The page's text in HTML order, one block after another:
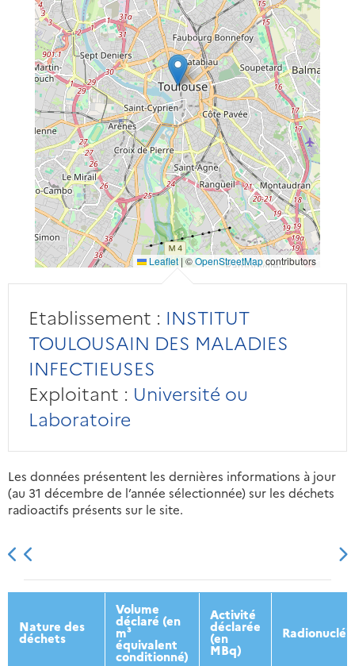
Leaflet | ©OpenStreetMapcontributors
Etablissement : INSTITUT
TOULOUSAIN DES MALADIES
INFECTIEUSES
Exploitant : Université ou
Laboratoire
Les données présentent les dernières informations à jour
(au 31 décembre de l’année sélectionnée) sur les déchets
radioactifs présents sur le site.
2013 2014 2015 2016
Nature des
déchets
Volume
déclaré (en
m³
équivalent
conditionné)
Activité
déclarée
(en
MBq)